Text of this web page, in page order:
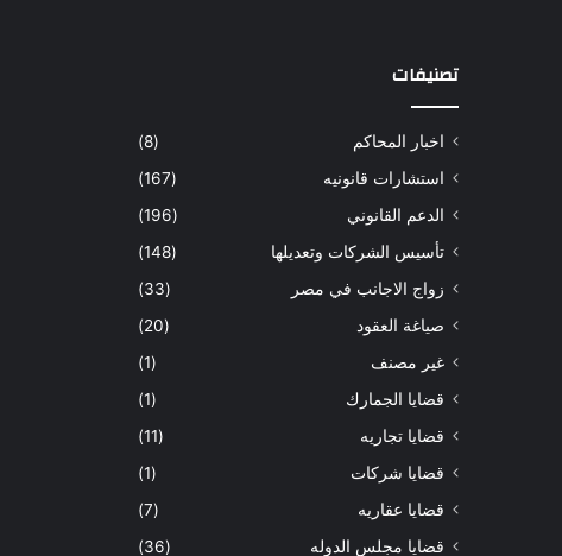
تصنيفات
اخبار المحاكم
(8)
استشارات قانونيه
(167)
الدعم القانوني
(196)
تأسيس الشركات وتعديلها
(148)
زواج الاجانب في مصر
(33)
صياغة العقود
(20)
غير مصنف
(1)
قضايا الجمارك
(1)
قضايا تجاريه
(11)
قضايا شركات
(1)
قضايا عقاريه
(7)
قضايا مجلس الدوله
(36)